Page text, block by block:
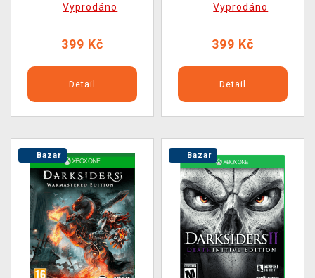
Vyprodáno
399 Kč
Detail
Vyprodáno
399 Kč
Detail
Bazar Bazar